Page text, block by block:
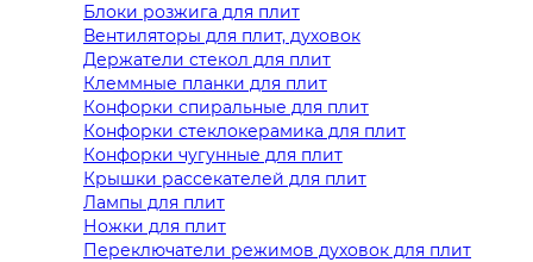
Блоки розжига для плит
Вентиляторы для плит, духовок
Держатели стекол для плит
Клеммные планки для плит
Конфорки спиральные для плит
Конфорки стеклокерамика для плит
Конфорки чугунные для плит
Крышки рассекателей для плит
Лампы для плит
Ножки для плит
Переключатели режимов духовок для плит